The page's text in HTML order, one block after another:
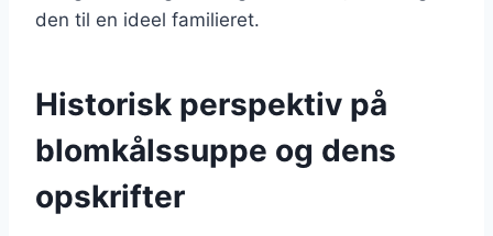
den til en ideel familieret.
Historisk perspektiv på
blomkålssuppe og dens
opskrifter